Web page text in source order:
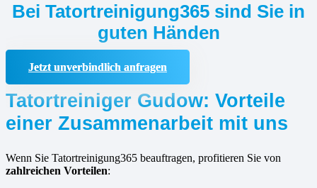
Bei Tatortreinigung365 sind Sie in
guten Händen
Jetzt unverbindlich anfragen
Tatortreiniger Gudow: Vorteile
einer Zusammenarbeit mit uns
Wenn Sie Tatortreinigung365 beauftragen, profitieren Sie von
zahlreichen Vorteilen: